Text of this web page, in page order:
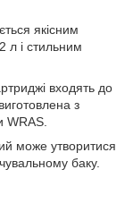
якісним
л і стильним
входять до
виготовлена з
WRAS.
може утворитися
баку.